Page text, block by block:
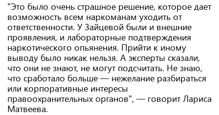
"Это было очень страшное решение, которое дает
возможность всем наркоманам уходить от
ответственности. У Зайцевой были и внешние
проявления, и лабораторные подтверждения
наркотического опьянения. Прийти к иному
выводу было никак нельзя. А эксперты сказали,
что они не знают, не могут подсчитать. Не знаю,
что сработало больше — нежелание разбираться
или корпоративные интересы
правоохранительных органов", — говорит Лариса
Матвеева.